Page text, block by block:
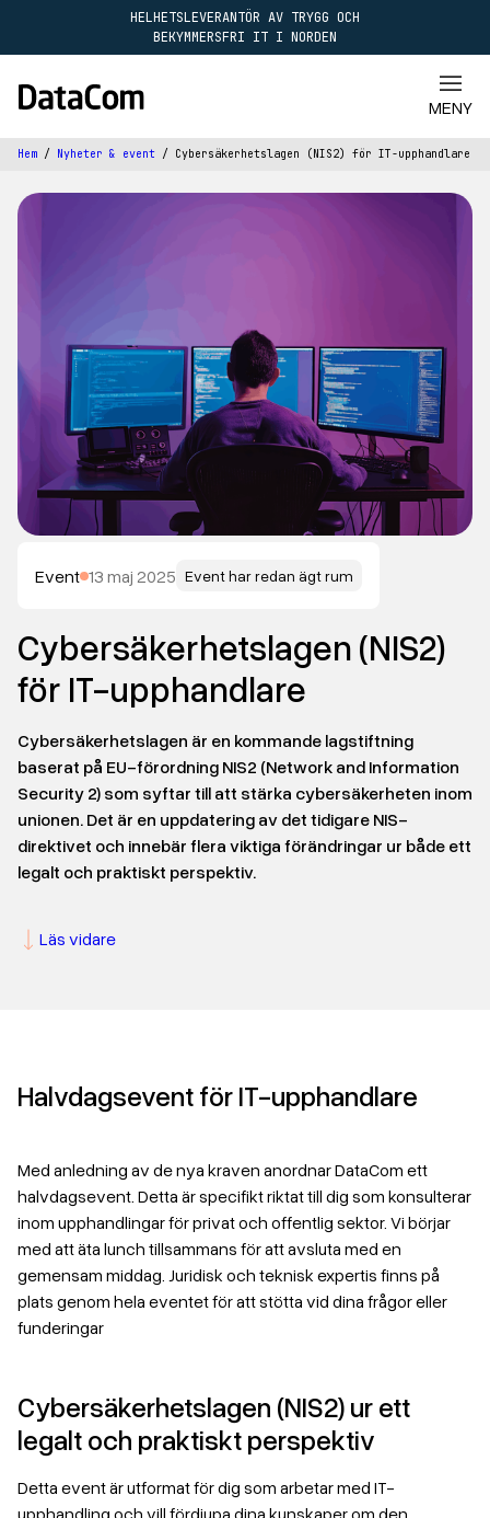
HELHETSLEVERANTÖR AV TRYGG OCH
BEKYMMERSFRI IT I NORDEN
MENY
STÄNG
Cybersäkerhet
Modern arbetsplats
Rådgivning & regelverk
Datacenter & infrastruktur
Nyheter & event
Karriär
Om oss
Hem / Nyheter & event / Cybersäkerhetslagen (NIS2) för IT-upphandlare
Event 13 maj 2025 Event har redan ägt rum
Cybersäkerhetslagen (NIS2)
för IT-upphandlare
Cybersäkerhetslagen är en kommande lagstiftning
baserat på EU-förordning NIS2 (Network and Information
Security 2) som syftar till att stärka cybersäkerheten inom
unionen. Det är en uppdatering av det tidigare NIS-
direktivet och innebär flera viktiga förändringar ur både ett
legalt och praktiskt perspektiv.
Läs vidare
Halvdagsevent för IT-upphandlare
Med anledning av de nya kraven anordnar DataCom ett
halvdagsevent. Detta är specifikt riktat till dig som konsulterar
inom upphandlingar för privat och offentlig sektor. Vi börjar
med att äta lunch tillsammans för att avsluta med en
gemensam middag. Juridisk och teknisk expertis finns på
plats genom hela eventet för att stötta vid dina frågor eller
funderingar
Cybersäkerhetslagen (NIS2) ur ett
legalt och praktiskt perspektiv
Detta event är utformat för dig som arbetar med IT-